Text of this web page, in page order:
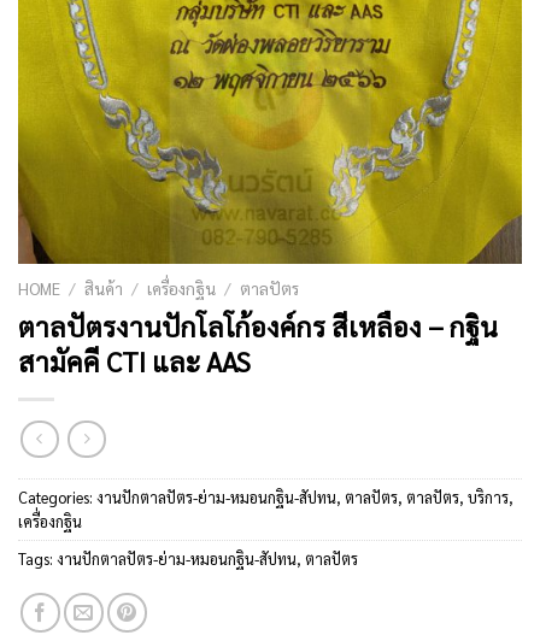
HOME / สินค้า / เครื่องกฐิน / ตาลปัตร
ตาลปัตรงานปักโลโก้องค์กร สีเหลือง – กฐิน
สามัคคี CTI และ AAS
Categories: งานปักตาลปัตร-ย่าม-หมอนกฐิน-สัปทน, ตาลปัตร, ตาลปัตร, บริการ,
เครื่องกฐิน
Tags: งานปักตาลปัตร-ย่าม-หมอนกฐิน-สัปทน, ตาลปัตร